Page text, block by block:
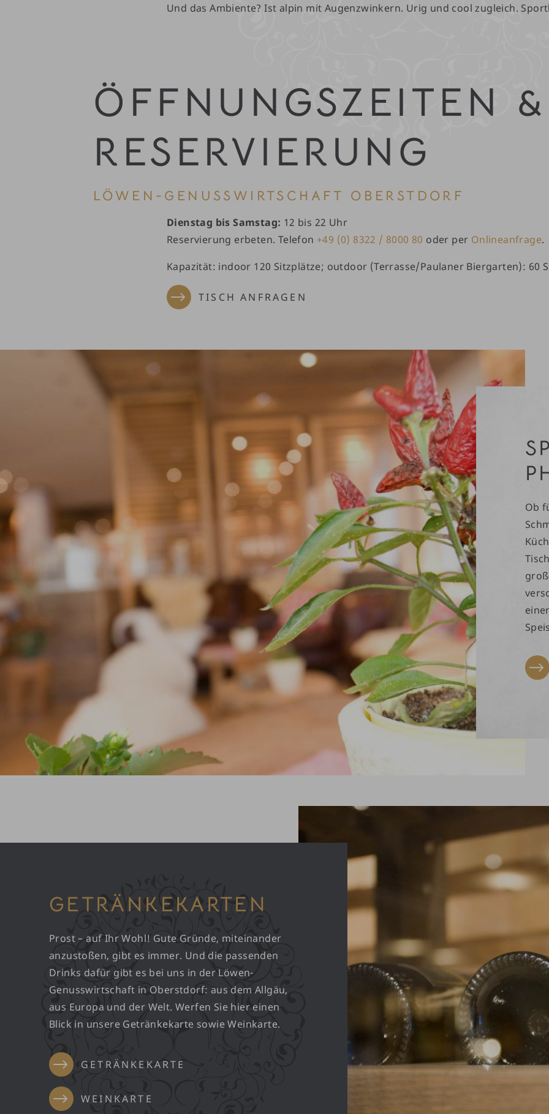
Und das Ambiente? Ist alpin mit Augenzwinkern. Urig und cool zugleich.
ÖFFNUNGSZEITEN &
RESERVIERUNG
LÖWEN-GENUSSWIRTSCHAFT OBERSTDORF
Dienstag bis Samstag: 12 bis 22 Uhr
Reservierung erbeten. Telefon +49 (0) 8322 / 8000 80 oder per Onlineanfrage.
Kapazität: indoor 120 Sitzplätze; outdoor (Terrasse/Paulaner Biergarten): 60
TISCH ANFRAGEN
Ob
GETRÄNKEKARTEN
Prost – auf Ihr Wohl! Gute Gründe, miteinander
anzustoßen, gibt es immer. Und die passenden
Drinks dafür gibt es bei uns in der Löwen-
Genusswirtschaft in Oberstdorf: aus dem Allgäu,
aus Europa und der Welt. Werfen Sie hier einen
Blick in unsere Getränkekarte sowie Weinkarte.
GETRÄNKEKARTE
WEINKARTE